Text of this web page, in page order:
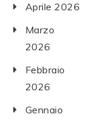
Aprile 2026
Marzo
2026
Febbraio
2026
Gennaio